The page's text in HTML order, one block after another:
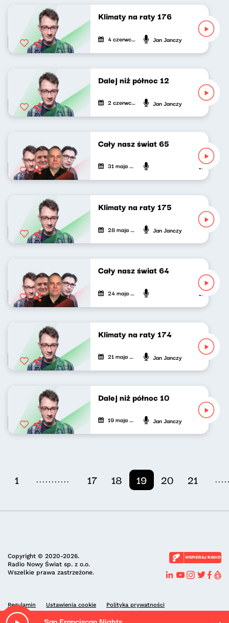
Klimaty na raty 176
4 czerwca 2024 Jan Janczy
Dalej niż północ 12
2 czerwca 2024 Jan Janczy
Cały nasz świat 65
31 maja 2024 Jan
Klimaty na raty 175
28 maja 2024 Jan Janczy
Cały nasz świat 64
24 maja 2024 Jan
Klimaty na raty 174
21 maja 2024 Jan Janczy
Dalej niż północ 10
19 maja 2024 Jan Janczy
1 ........... 17 18 19 20 21
Copyright © 2020-2026.
Radio Nowy Świat sp. z o.o.
Wszelkie prawa zastrzeżone.
WSPIERAJ RADIO
Regulamin Ustawienia cookie Polityka prywatności